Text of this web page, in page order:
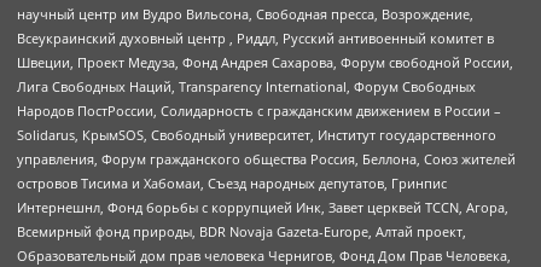
научный центр им Вудро Вильсона, Свободная пресса, Возрождение,
Всеукраинский духовный центр , Риддл, Русский антивоенный комитет в
Швеции, Проект Медуза, Фонд Андрея Сахарова, Форум свободной России,
Лига Свободных Наций, Transparеncy International, Форум Свободных
Народов ПостРоссии, Солидарность с гражданским движением в России –
Solidarus, КрымSOS, Свободный университет, Институт государственного
управления, Форум гражданского общества Россия, Беллона, Союз жителей
островов Тисима и Хабомаи, Съезд народных депутатов, Гринпис
Интернешнл, Фонд борьбы с коррупцией Инк, Завет церквей TCCN, Агора,
Всемирный фонд природы, BDR Novaja Gazeta-Europe, Алтай проект,
Образовательный дом прав человека Чернигов, Фонд Дом Прав Человека,